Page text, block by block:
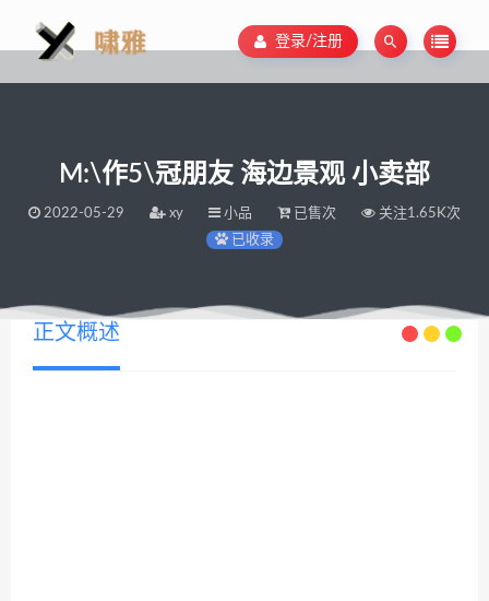
登录/注册
M:\作5\冠朋友 海边景观 小卖部
2022-05-29 xy 小品 已售次
关注1.65K次
已收录
正文概述